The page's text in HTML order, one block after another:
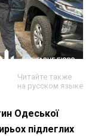
Читайте также
на русском языке
Одеської
підлеглих